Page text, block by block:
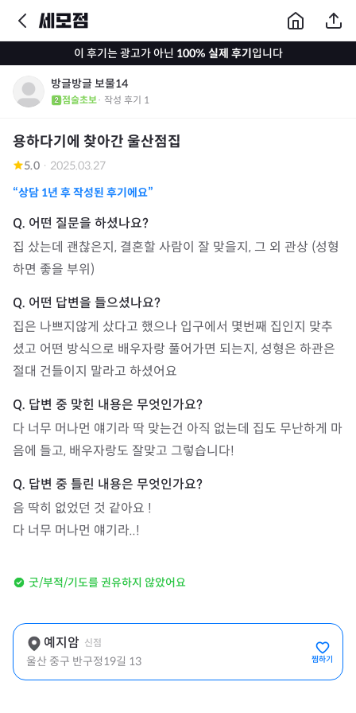
이 후기는 광고가 아닌 100% 실제 후기입니다
방글방글 보물14
점술초보· 작성 후기 1
용하다기에 찾아간 울산점집
5.0 · 2025.03.27
“상담 1년 후 작성된 후기에요”
집 샀는데 괜찮은지, 결혼할 사람이 잘 맞을지, 그 외 관상 (성형
하면 좋을 부위)
집은 나쁘지않게 샀다고 했으나 입구에서 몇번째 집인지 맞추
셨고 어떤 방식으로 배우자랑 풀어가면 되는지, 성형은 하관은
절대 건들이지 말라고 하셨어요
다 너무 머나먼 얘기라 딱 맞는건 아직 없는데 집도 무난하게 마
음에 들고, 배우자랑도 잘맞고 그렇습니다!
음 딱히 없었던 것 같아요 !
다 너무 머나먼 얘기라..!
굿/부적/기도를 권유하지 않았어요
예지암 신점
울산 중구 반구정19길 13 찜하기